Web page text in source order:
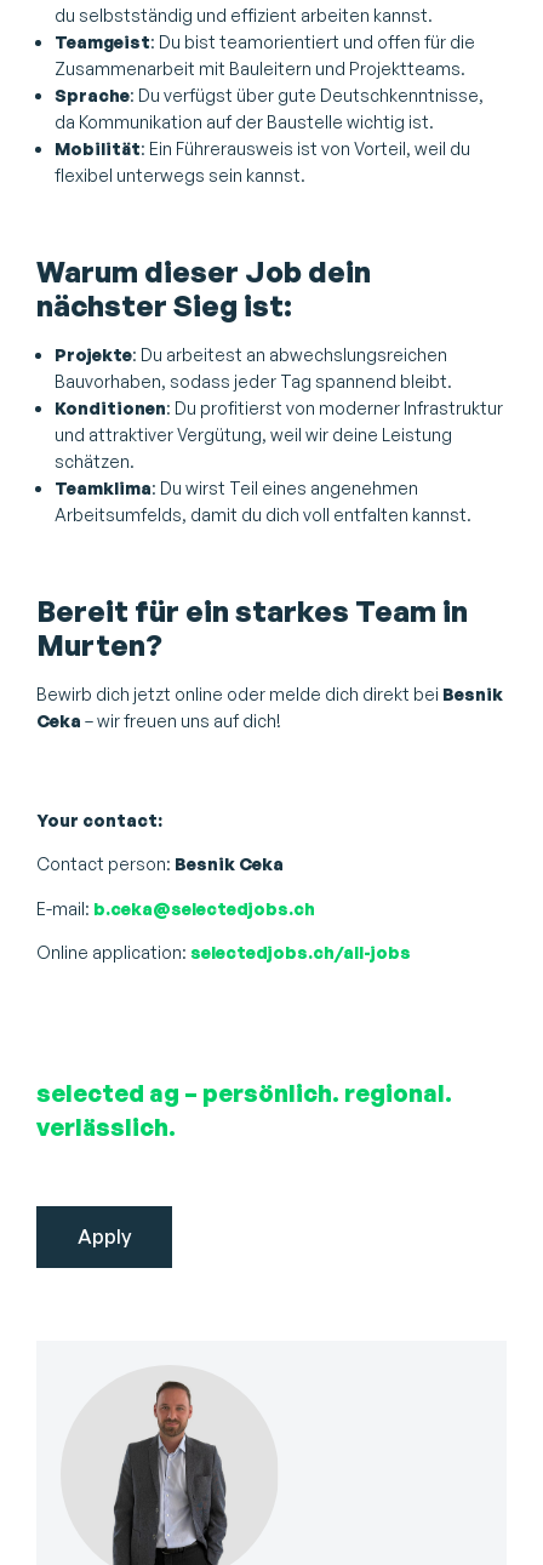
du selbstständig und effizient arbeiten kannst.
Teamgeist: Du bist teamorientiert und offen für die
Zusammenarbeit mit Bauleitern und Projektteams.
Sprache: Du verfügst über gute Deutschkenntnisse,
da Kommunikation auf der Baustelle wichtig ist.
Mobilität: Ein Führerausweis ist von Vorteil, weil du
flexibel unterwegs sein kannst.
Warum dieser Job dein
nächster Sieg ist:
Projekte: Du arbeitest an abwechslungsreichen
Bauvorhaben, sodass jeder Tag spannend bleibt.
Konditionen: Du profitierst von moderner Infrastruktur
und attraktiver Vergütung, weil wir deine Leistung
schätzen.
Teamklima: Du wirst Teil eines angenehmen
Arbeitsumfelds, damit du dich voll entfalten kannst.
Bereit für ein starkes Team in
Murten?
Bewirb dich jetzt online oder melde dich direkt bei Besnik
Ceka – wir freuen uns auf dich!
Your contact:
Contact person: Besnik Ceka
E-mail: b.ceka@selectedjobs.ch
Online application: selectedjobs.ch/all-jobs
selected ag – persönlich. regional.
verlässlich.